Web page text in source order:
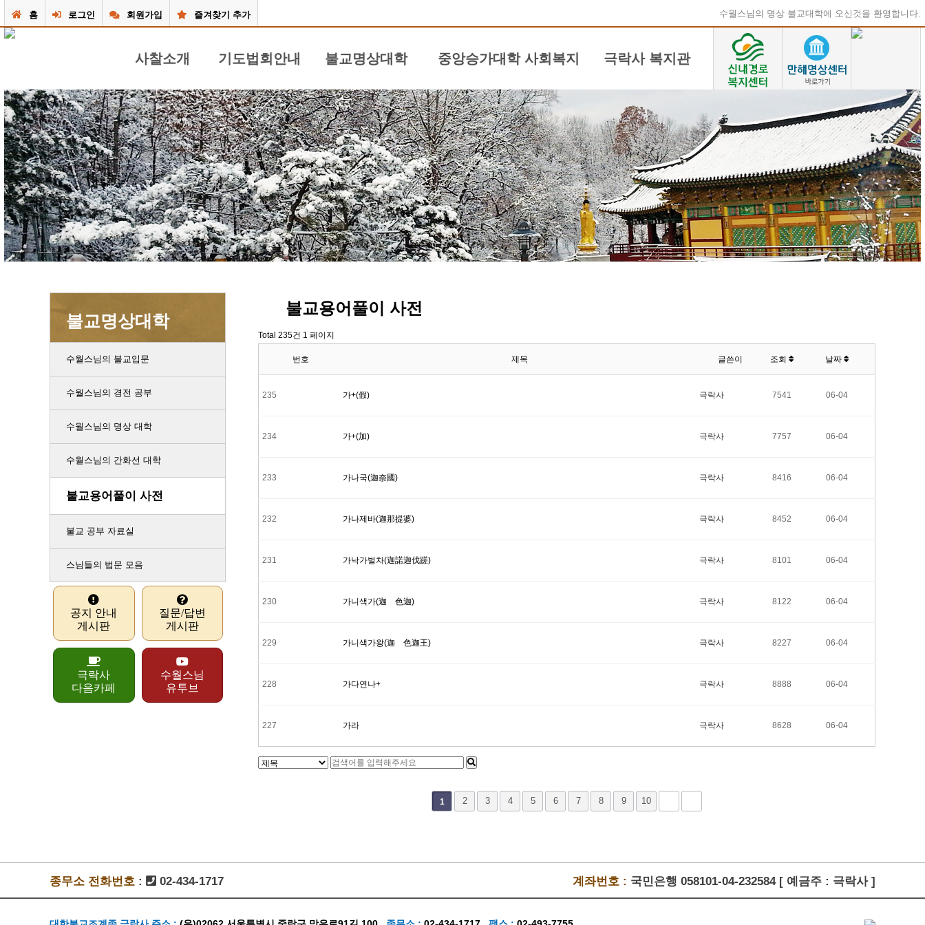
홈 로그인 회원가입 즐겨찾기 추가 수월스님의 명상 불교대학에 오신것을 환영합니다.
사찰소개
극락사 소개
주지스님 인사말
불사안내
사찰둘러보기
사찰앨범
동영상
찾아오시는 길
기도법회안내
기도 불공 / 법문
49재 및 재사 / 법문
연중 행사법회 / 법문
공지 안내 게시판
행사달력
질문/답변게시판
불교명상대학
수월스님의 불교입문
수월스님의 경전 공부
수월스님의 명상 대학
수월스님의 간화선 대학
불교용어풀이 사전
불교 공부 자료실
스님들의 법문 모음
중앙승가대학 사회복지
중앙승가대학 사회복지
극락사 복지관
자유게시판
취미,음식
생활의 지혜
약초,한약
불교명상대학
수월스님의 불교입문
수월스님의 경전 공부
수월스님의 명상 대학
수월스님의 간화선 대학
불교용어풀이 사전
불교 공부 자료실
스님들의 법문 모음
공지 안내
게시판
질문/답변
게시판
극락사
다음카페
수월스님
유투브
불교용어풀이 사전
Total 235건 1 페이지
번호 제목 글쓴이 조회 날짜
235 가+(假) 극락사 7541 06-04
234 가+(加) 극락사 7757 06-04
233 가나국(迦奈國) 극락사 8416 06-04
232 가나제바(迦那提婆) 극락사 8452 06-04
231 가낙가벌차(迦諾迦伐蹉) 극락사 8101 06-04
230 가니색가(迦 色迦) 극락사 8122 06-04
229 가니색가왕(迦 色迦王) 극락사 8227 06-04
228 가다연나+ 극락사 8888 06-04
227 가라 극락사 8628 06-04
1 2 3 4 5 6 7 8 9 10
종무소 전화번호 : 02-434-1717 계좌번호 : 국민은행 058101-04-232584 [ 예금주 : 극락사 ]